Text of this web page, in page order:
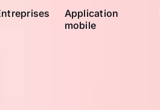
Application
mobile